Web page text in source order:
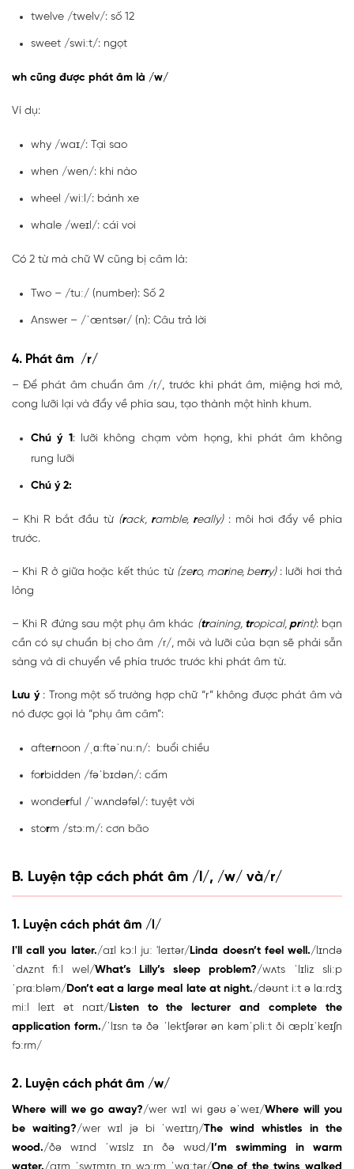
twelve /twelv/: số 12
sweet /swiːt/: ngọt
wh cũng được phát âm là /w/
Ví dụ:
why /waɪ/: Tại sao
when /wen/: khi nào
wheel /wiːl/: bánh xe
whale /weɪl/: cái voi
Có 2 từ mà chữ W cũng bị câm là:
Two – /tuː/ (number): Số 2
Answer – /ˈæntsər/ (n): Câu trả lời
4. Phát âm /r/
– Để phát âm chuẩn âm /r/, trước khi phát âm, miệng hơi mở,
cong lưỡi lại và đẩy về phía sau, tạo thành một hình khum.
Chú ý 1 : lưỡi không chạm vòm họng, khi phát âm không
rung lưỡi
Chú ý 2:
– Khi R bắt đầu từ (rack, ramble, really): môi hơi đẩy về phía
trước.
– Khi R ở giữa hoặc kết thúc từ (zero, marine, berry) : lưỡi hơi thả
lỏng
– Khi R đứng sau một phụ âm khác (training, tropical, print): bạn
cần có sự chuẩn bị cho âm /r/, môi và lưỡi của bạn sẽ phải sẵn
sàng và di chuyển về phía trước trước khi phát âm từ.
Lưu ý: Trong một số trường hợp chữ “r” không được phát âm và
nó được gọi là “phụ âm câm”:
afternoon /ˌɑːftəˈnuːn/: buổi chiều
forbidden /fəˈbɪdən/: cấm
wonderful /ˈwʌndəfəl/: tuyệt vời
storm /stɔːm/: cơn bão
B. Luyện tập cách phát âm /l/, /w/ và/r/
1. Luyện cách phát âm /l/
I'll call you later./aɪl kɔːl juː 'leɪtər/ Linda doesn’t feel well./lɪndə
ˈdʌznt fiːl wel/What’s Lilly’s sleep problem?/wʌts ˈlɪliz sliːp
ˈprɑːbləm/ Don’t eat a large meal late at night./dəʊnt iːt ə lɑːrdʒ
miːl leɪt ət naɪt/ Listen to the lecturer and complete the
application form./ˈlɪsn tə ðə ˈlektʃərər ən kəmˈpliːt ði æplɪˈkeɪʃn
fɔːrm/
2. Luyện cách phát âm /w/
Where will we go away?/wer wɪl wi ɡəʊ əˈweɪ/Where will you
be waiting?/wer wɪl jə bi ˈweɪtɪŋ/The wind whistles in the
wood./ðə wɪnd ˈwɪslz ɪn ðə wʊd/ I’m swimming in warm